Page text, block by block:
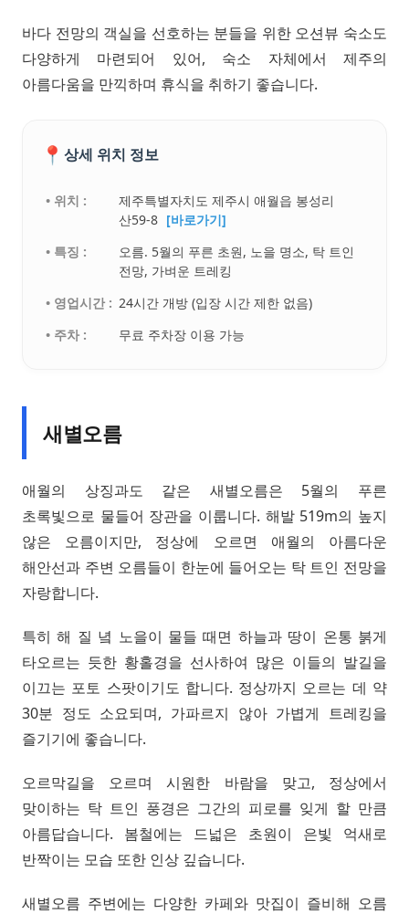
바다 전망의 객실을 선호하는 분들을 위한 오션뷰 숙소도
다양하게 마련되어 있어, 숙소 자체에서 제주의
아름다움을 만끽하며 휴식을 취하기 좋습니다.
📍 상세 위치 정보
• 위치 :
제주특별자치도 제주시 애월읍 봉성리
산59-8 [바로가기]
• 특징 :
오름. 5월의 푸른 초원, 노을 명소, 탁 트인
전망, 가벼운 트레킹
• 영업시간 : 24시간 개방 (입장 시간 제한 없음)
• 주차 :
무료 주차장 이용 가능
새별오름
애월의 상징과도 같은 새별오름은 5월의 푸른
초록빛으로 물들어 장관을 이룹니다. 해발 519m의 높지
않은 오름이지만, 정상에 오르면 애월의 아름다운
해안선과 주변 오름들이 한눈에 들어오는 탁 트인 전망을
자랑합니다.
특히 해 질 녘 노을이 물들 때면 하늘과 땅이 온통 붉게
타오르는 듯한 황홀경을 선사하여 많은 이들의 발길을
이끄는 포토 스팟이기도 합니다. 정상까지 오르는 데 약
30분 정도 소요되며, 가파르지 않아 가볍게 트레킹을
즐기기에 좋습니다.
오르막길을 오르며 시원한 바람을 맞고, 정상에서
맞이하는 탁 트인 풍경은 그간의 피로를 잊게 할 만큼
아름답습니다. 봄철에는 드넓은 초원이 은빛 억새로
반짝이는 모습 또한 인상 깊습니다.
새별오름 주변에는 다양한 카페와 맛집이 즐비해 오름